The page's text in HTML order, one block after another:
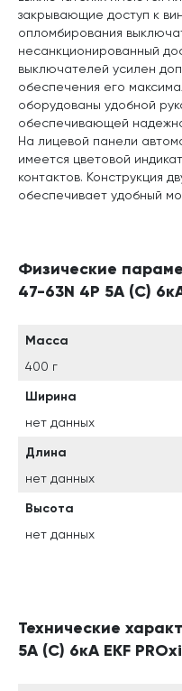
закрывающие доступ к
опломбирования
несанкционированный
выключателей усилен
обеспечения его
оборудованы удобной
обеспечивающей
На лицевой панели
имеется цветовой
контактов. Конструкция
обеспечивает удобный
Физические
47-63N 4P 5А (C)
Масса
400 г
Ширина
нет данных
Длина
нет данных
Высота
нет данных
Технические
5А (C) 6кА EKF